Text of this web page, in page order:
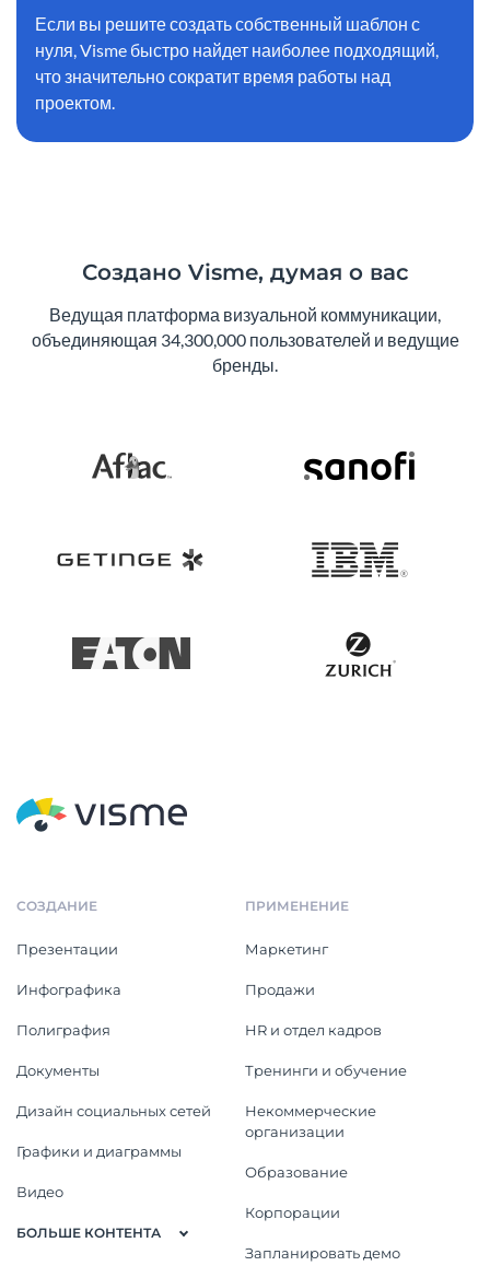
Если вы решите создать собственный шаблон с
нуля, Visme быстро найдет наиболее подходящий,
что значительно сократит время работы над
проектом.
Создано Visme, думая о вас
Ведущая платформа визуальной коммуникации,
объединяющая 34,300,000 пользователей и ведущие
бренды.
СОЗДАНИЕ
Презентации
Инфографика
Полиграфия
Документы
Дизайн социальных сетей
Графики и диаграммы
Видео
БОЛЬШЕ КОНТЕНТА
ПРИМЕНЕНИЕ
Маркетинг
Продажи
HR и отдел кадров
Тренинги и обучение
Некоммерческие
организации
Образование
Корпорации
Запланировать демо